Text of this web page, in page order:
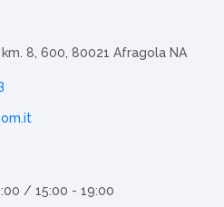
km. 8, 600, 80021 Afragola NA
/ 15:00 - 19:00